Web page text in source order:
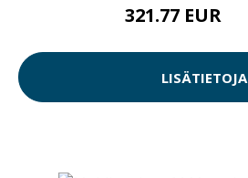
321.77 EUR
LISÄTIETOJA